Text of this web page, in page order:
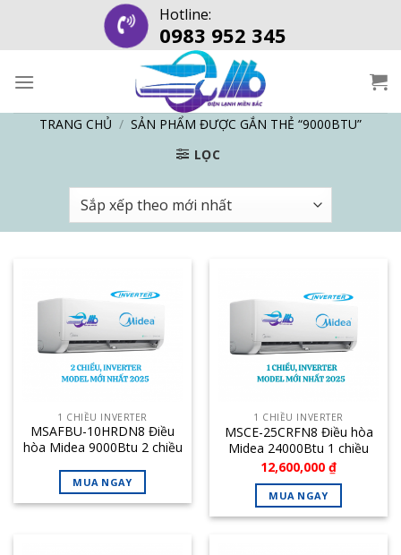
content
Hotline:
0983 952 345
TRANG CHỦ / SẢN PHẨM ĐƯỢC GẮN THẺ “9000BTU”
LỌC
1 CHIỀU INVERTER
MSAFBU-10HRDN8 Điều
hòa Midea 9000Btu 2 chiều
MUA NGAY
1 CHIỀU INVERTER
MSCE-25CRFN8 Điều hòa
Midea 24000Btu 1 chiều
inverter
12,600,000 ₫
MUA NGAY